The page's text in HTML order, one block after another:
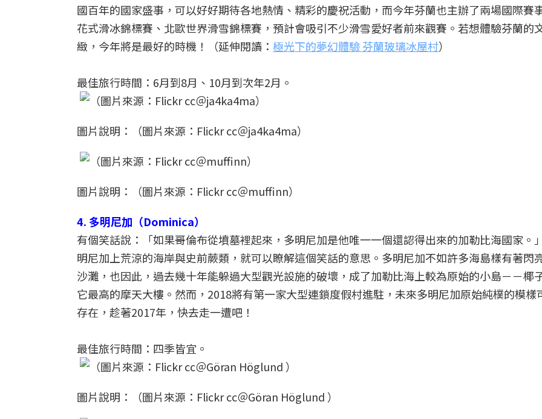
國百年的國家盛事，可以好好期待各地熱情、精彩的慶祝活動，而今年芬蘭也主辦了兩場國際賽
花式滑冰錦標賽、北歐世界滑雪錦標賽，預計會吸引不少滑雪愛好者前來觀賽。若想體驗芬蘭的
緻，今年將是最好的時機！（延伸閱讀： 極光下的夢幻體驗 芬蘭玻璃冰屋村）
最佳旅行時間：6月到8月、10月到次年2月。
圖片說明：（圖片來源：Flickr cc＠ja4ka4ma）
圖片說明：（圖片來源：Flickr cc＠muffinn）
4. 多明尼加（Dominica）
有個笑話說：「如果哥倫布從墳墓裡起來，多明尼加是他唯一一個還認得出來的加勒比海國家。
明尼加上荒涼的海岸與史前蕨類，就可以瞭解這個笑話的意思。多明尼加不如許多海島樣有著閃
沙灘，也因此，過去幾十年能躲過大型觀光設施的破壞，成了加勒比海上較為原始的小島－－椰
它最高的摩天大樓。然而，2018將有第一家大型連鎖度假村進駐，未來多明尼加原始純樸的模樣
存在，趁著2017年，快去走一遭吧！
最佳旅行時間：四季皆宜。
圖片說明：（圖片來源：Flickr cc＠Göran Höglund ）